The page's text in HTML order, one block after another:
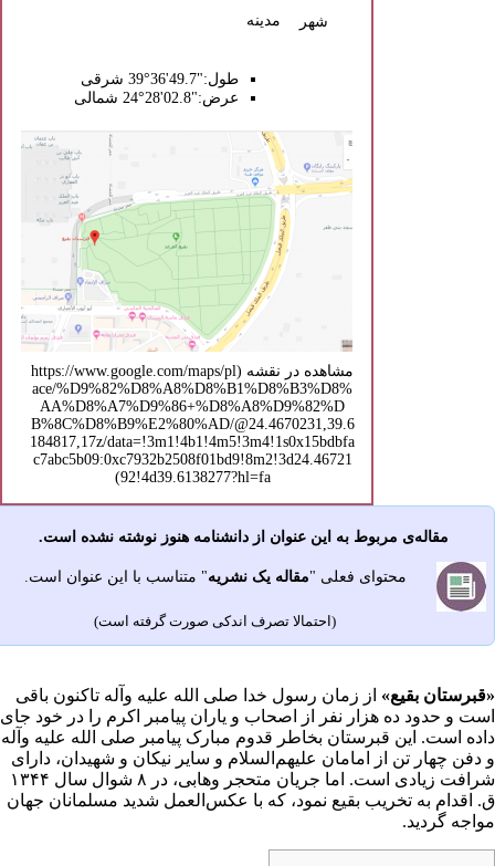
شهر مدینه
طول:"49.7'36°39 شرقی
عرض:"02.8'28°24 شمالی
مشاهده در نقشه
مقاله‌ی مربوط به این عنوان از دانشنامه هنوز نوشته نشده است.
محتوای فعلی " مقاله‌ یک نشریه" متناسب با این عنوان است.
(احتمالا تصرف اندکی صورت گرفته است)
بقیع»از زمانرسول خداصلى ‌الله ‌علیه وآله تاکنون باقى
و حدود ده هزار نفر از
اصحابو یاران پیامبر اکرم را در خود جاى
است. این قبرستان بخاطر قدوم مبارک پیامبر صلى ‌الله ‌علیه وآله
دفن چهار تن از
امامانعلیهم‌السلام و سایر نیکان و شهیدان، داراى
زیادى است. اما جریان متحجر وهابى ، در ۸ شوال
سال ۱۳۴۴
اقدام به تخریب بقیع نمود، که با عکس‌العمل شدید مسلمانان جهان
گردید.